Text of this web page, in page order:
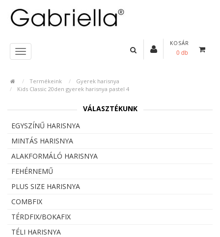
KOSÁR
0 db
Termékeink
Gyerek harisnya
Kids Classic 20den gyerek harisnya pastel 4
VÁLASZTÉKUNK
EGYSZÍNŰ HARISNYA
MINTÁS HARISNYA
ALAKFORMÁLÓ HARISNYA
FEHÉRNEMŰ
PLUS SIZE HARISNYA
COMBFIX
TÉRDFIX/BOKAFIX
TÉLI HARISNYA